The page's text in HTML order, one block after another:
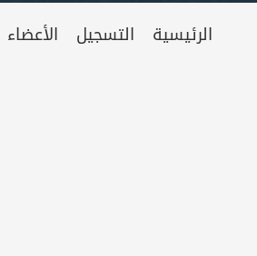
الرئيسية التسجيل الأعضاء